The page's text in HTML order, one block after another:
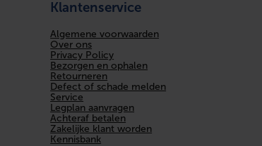
Klantenservice
Algemene voorwaarden
Over ons
Privacy Policy
Bezorgen en ophalen
Retourneren
Defect of schade melden
Service
Legplan aanvragen
Achteraf betalen
Zakelijke klant worden
Kennisbank